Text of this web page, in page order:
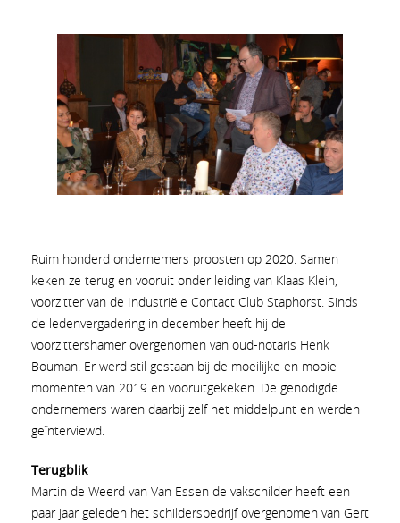
Ruim honderd ondernemers proosten op 2020. Samen
keken ze terug en vooruit onder leiding van Klaas Klein,
voorzitter van de Industriële Contact Club Staphorst. Sinds
de ledenvergadering in december heeft hij de
voorzittershamer overgenomen van oud-notaris Henk
Bouman. Er werd stil gestaan bij de moeilijke en mooie
momenten van 2019 en vooruitgekeken. De genodigde
ondernemers waren daarbij zelf het middelpunt en werden
geïnterviewd.
Terugblik
Martin de Weerd van Van Essen de vakschilder heeft een
paar jaar geleden het schildersbedrijf overgenomen van Gert